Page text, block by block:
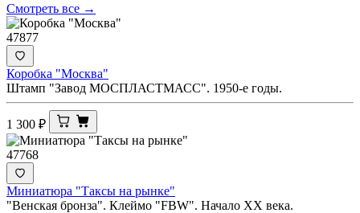
Смотреть все →
47877
Коробка "Москва"
Штамп "Завод МОСПЛАСТМАСС". 1950-е годы.
1 300 ₽
47768
Миниатюра "Таксы на рынке"
"Венская бронза". Клеймо "FBW". Начало ХХ века.